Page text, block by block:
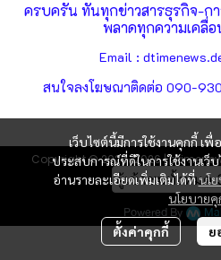
เว็บไซต์นี้มีการใช้งานคุกกี้ เ
ประสบการณ์ที่ดีในการใช้งานเว็
อ่านรายละเอียดเพิ่มเติมได้ที่นโ
นโยบายคุ
ตั้งค่าคุกกี้ ย
ครบครัน ทันทุกข่าวสารธุรกิจ-ก
พลาดทุกความเคลื่
Email :
สนใจลงโฆษณาติดต่อ 090-
Copyright © 2025-2026 |
ผู้เข้าชมทั้งหมด
Powered By